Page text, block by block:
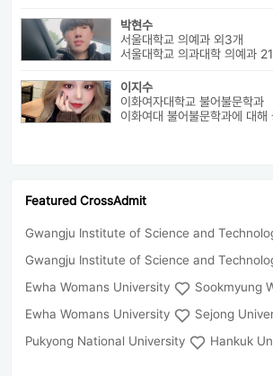
박현수
서울대학교 의예과 외3개
이지수
이화여자대학교 불어불문학과
Featured CrossAdmit
Gwangju Institute of Science and
Gwangju Institute of Science and
Ewha Womans University
Sookmyung
Ewha Womans University
Sejong
Pukyong National University
Hankuk University